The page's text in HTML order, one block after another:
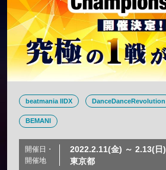
beatmania IIDX DanceDanceRevolution
BEMANI
開催日・
開催地
2022.2.11(金) ～ 2.13(日)
東京都